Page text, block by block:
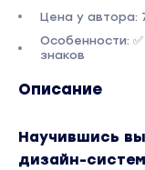
Цена у автора:
Особенности:
знаков
Описание
Научившись
дизайн-